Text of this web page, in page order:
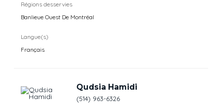
Régions desservies
Banlieue Ouest De Montréal
Langue(s)
Français
Qudsia Hamidi
(514) 963-6326